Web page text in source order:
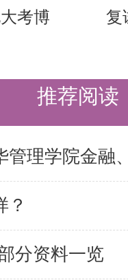
考博 复
推荐阅读
？
分资料一览